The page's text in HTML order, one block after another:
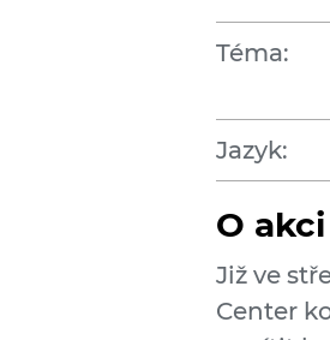
Téma:
Jazyk:
O akci
Již ve
Center